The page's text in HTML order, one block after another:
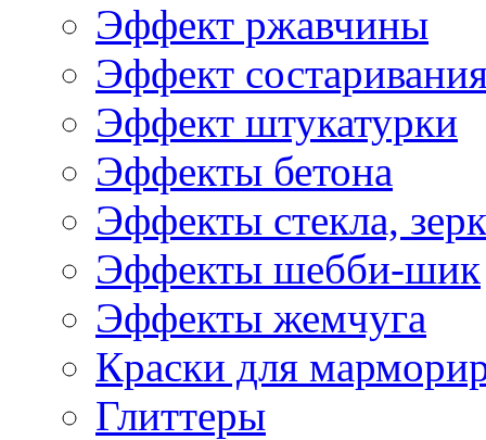
Эффект ржавчины
Эффект
Эффект штукатурки
Эффекты бетона
Эффекты стекла,
Эффекты шебби-шик
Эффекты жемчуга
Краски для
Глиттеры